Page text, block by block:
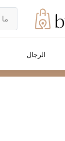
الرجال